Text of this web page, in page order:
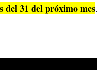
del 31 del próximo mes.